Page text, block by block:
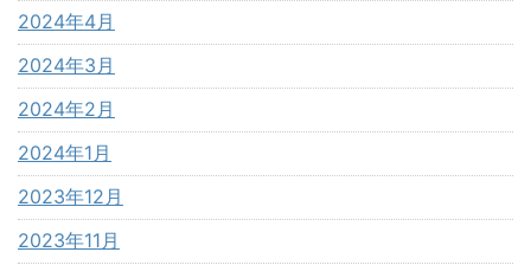
2024年4月
2024年3月
2024年2月
2024年1月
2023年12月
2023年11月